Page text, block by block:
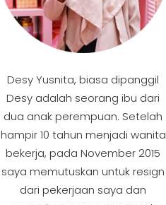
Desy Yusnita, biasa dipanggil
Desy adalah seorang ibu dari
dua anak perempuan. Setelah
hampir 10 tahun menjadi wanita
bekerja, pada November 2015
saya memutuskan untuk resign
dari pekerjaan saya dan